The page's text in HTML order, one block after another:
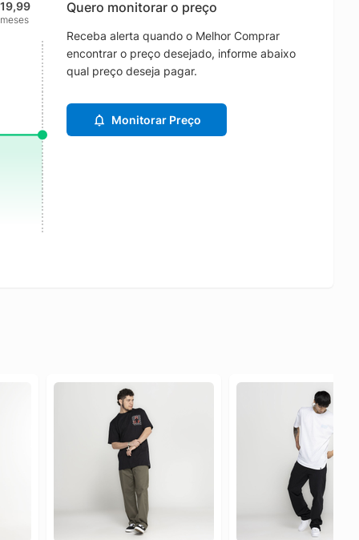
Quero monitorar o preço
Receba alerta quando o Melhor Comprar
encontrar o preço desejado, informe abaixo
qual preço deseja pagar.
Monitorar Preço